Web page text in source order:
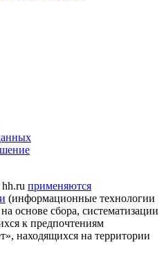
применяются
(информационные технологии
основе сбора, систематизации
к предпочтениям
находящихся на территории